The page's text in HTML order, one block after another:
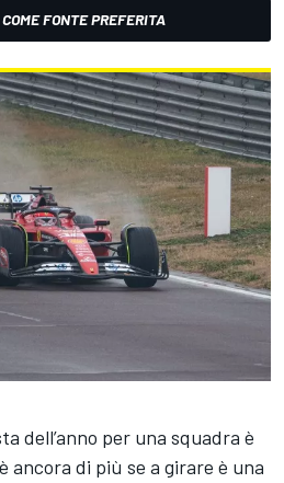
FONTE PREFERITA
dell’anno per una squadra è
ancora di più se a girare è una